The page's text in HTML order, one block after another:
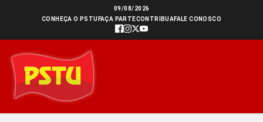
conteúdo
09/08/2026
CONHEÇA O PSTU FAÇA PARTECONTRIBUAFALE CONOSCO